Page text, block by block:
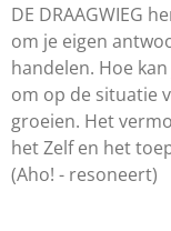
DE DRAAGWIEG
om je eigen
handelen. Hoe
om op de situatie
groeien. Het
het Zelf en het
(Aho! - resoneert)